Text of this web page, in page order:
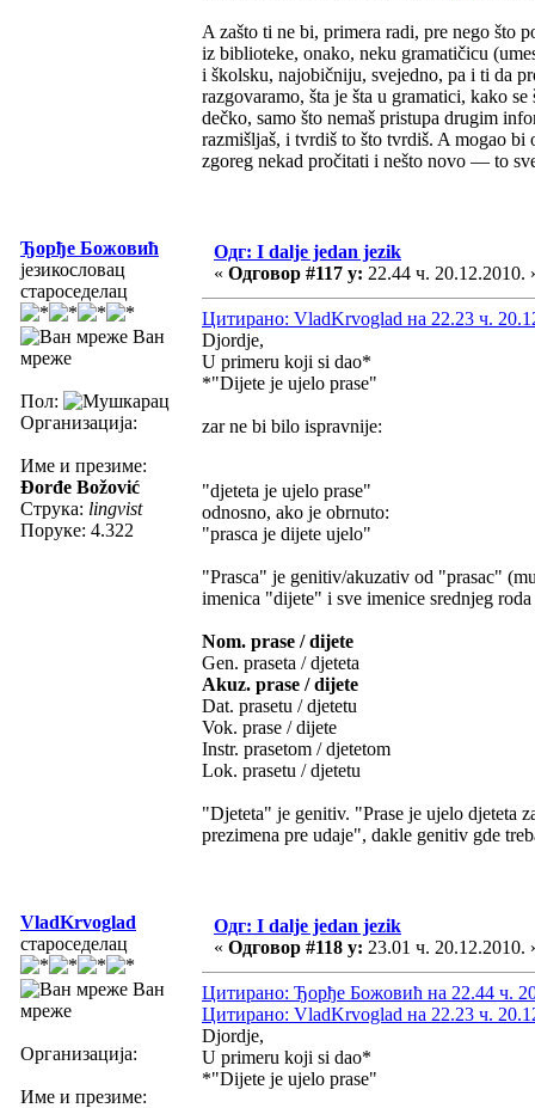
A zašto ti ne bi, primera radi, pre nego što
iz biblioteke, onako, neku gramatičicu
i školsku, najobičniju, svejedno, pa i ti da
razgovaramo, šta je šta u gramatici, kako
dečko, samo što nemaš pristupa drugim
razmišljaš, i tvrdiš to što tvrdiš. A mogao
zgoreg nekad pročitati i nešto novo — to
Ђорђе Божовић
језикословац
староседелац
Ван
мреже
Пол:
Организација:
Име и презиме:
Đorđe Božović
Струка: lingvist
Поруке: 4.322
Одг: I dalje jedan jezik
« Одговор #117 у: 22.44 ч. 20.12.2010.
Цитирано: VladKrvoglad на 22.23 ч.
Djordje,
U primeru koji si dao*
*"Dijete je ujelo prase"
zar ne bi bilo ispravnije:
"djeteta je ujelo prase"
odnosno, ako je obrnuto:
"prasca je dijete ujelo"
"Prasca" je genitiv/akuzativ od "prasac"
imenica "dijete" i sve imenice srednjeg
Nom. prase / dijete
Gen. praseta / djeteta
Akuz. prase / dijete
Dat. prasetu / djetetu
Vok. prase / dijete
Instr. prasetom / djetetom
Lok. prasetu / djetetu
"Djeteta" je genitiv. "Prase je ujelo djeteta
prezimena pre udaje", dakle genitiv gde
VladKrvoglad
староседелац
Ван
мреже
Организација:
Име и презиме:
Одг: I dalje jedan jezik
« Одговор #118 у: 23.01 ч. 20.12.2010.
Цитирано: Ђорђе Божовић на 22.44 ч.
Цитирано: VladKrvoglad на 22.23 ч.
Djordje,
U primeru koji si dao*
*"Dijete je ujelo prase"